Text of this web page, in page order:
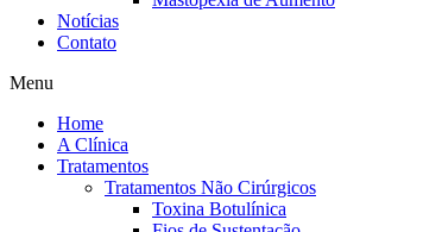
Notícias
Contato
Menu
Home
A Clínica
Tratamentos
Tratamentos Não Cirúrgicos
Toxina Botulínica